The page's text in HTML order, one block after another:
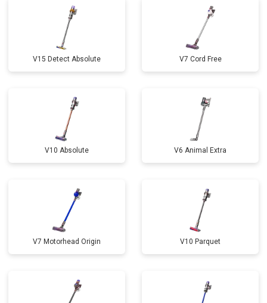
V15 Detect Absolute V7 Cord Free
V10 Absolute V6 Animal Extra
V7 Motorhead Origin V10 Parquet